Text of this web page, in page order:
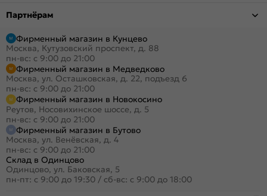
Партнёрам
Фирменный магазин в Кунцево
Москва, Кутузовский проспект, д. 88
пн-вс: с 9:00 до 21:00
Фирменный магазин в Медведково
Москва, ул. Осташковская, д. 22, подъезд 6
пн-вс: с 9:00 до 21:00
Фирменный магазин в Новокосино
Реутов, Носовихинское шоссе, д. 5
пн-вс: с 9:00 до 21:00
Фирменный магазин в Бутово
Москва, ул. Венёвская, д. 4
пн-вс: с 9:00 до 21:00
Склад в Одинцово
Одинцово, ул. Баковская, 5
пн-пт: с 9:00 до 19:30 / сб-вс: с 9:00 до 18:00